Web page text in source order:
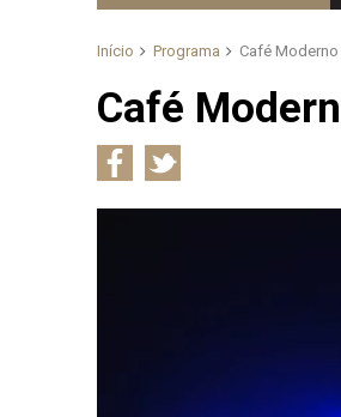
Início Programa Café Moderno
Café